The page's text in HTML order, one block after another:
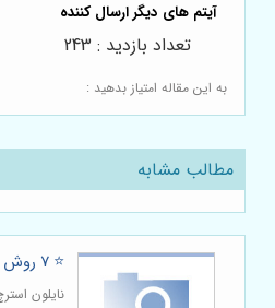
به این مقاله امتیاز بدهید :
تعداد بازدید : 243
مطالب مشابه
⭐️ ۷ روش کلیدی که نایلون استرچ ایمنی حمل‌ونقل کالا را تضمین می‌کند 📦
نایلون